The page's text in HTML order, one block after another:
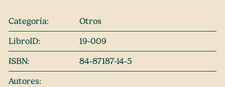
Categoría:
Otros
LibroID:
19-009
ISBN:
84-87187-14-5
Autores: